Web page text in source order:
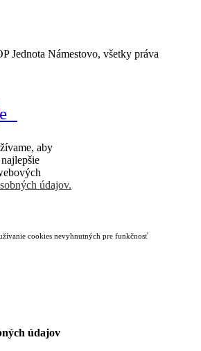
Jednota Námestovo, všetky práva
aby
údajov.
cookies nevyhnutných pre funkčnosť
údajov